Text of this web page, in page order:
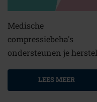
Medische
compressiebeha's
ondersteunen je herstel
LEES MEER